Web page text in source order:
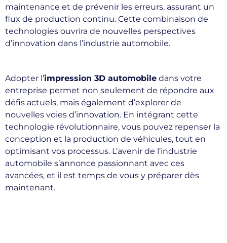
maintenance et de prévenir les erreurs, assurant un
flux de production continu. Cette combinaison de
technologies ouvrira de nouvelles perspectives
d’innovation dans l’industrie automobile.
Adopter l’impression 3D automobile dans votre
entreprise permet non seulement de répondre aux
défis actuels, mais également d’explorer de
nouvelles voies d’innovation. En intégrant cette
technologie révolutionnaire, vous pouvez repenser la
conception et la production de véhicules, tout en
optimisant vos processus. L’avenir de l’industrie
automobile s’annonce passionnant avec ces
avancées, et il est temps de vous y préparer dès
maintenant.